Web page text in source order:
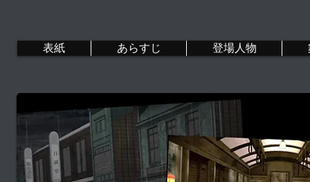
表紙 あらすじ 登場人物